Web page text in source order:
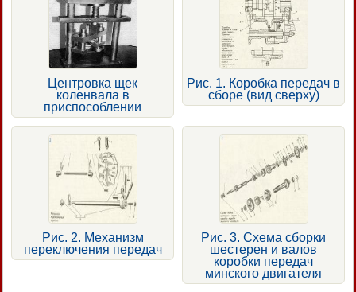
Центровка щек
коленвала в
приспособлении
Рис. 1. Коробка передач в
сборе (вид сверху)
Рис. 2. Механизм
переключения передач
Рис. 3. Схема сборки
шестерен и валов
коробки передач
минского двигателя